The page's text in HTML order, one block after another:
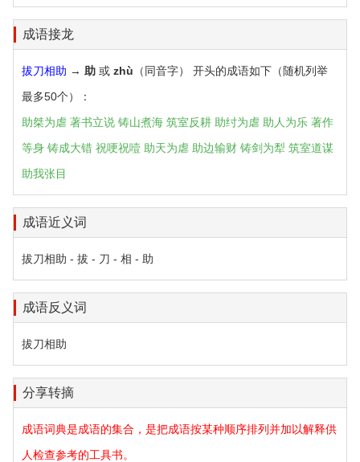
成语接龙
拔刀相助 → 助 或 zhù （同音字） 开头的成语如下（随机列举
最多50个）：
助桀为虐 著书立说 铸山煮海 筑室反耕 助纣为虐 助人为乐 著作
等身 铸成大错 祝哽祝噎 助天为虐 助边输财 铸剑为犁 筑室道谋
助我张目
成语近义词
拔刀相助 - 拔 - 刀 - 相 - 助
成语反义词
拔刀相助
分享转摘
成语词典是成语的集合，是把成语按某种顺序排列并加以解释供
人检查参考的工具书。